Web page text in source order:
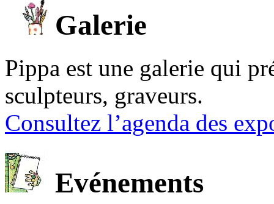
Galerie
Pippa est une galerie qui
sculpteurs, graveurs.
Consultez l’agenda des
Evénements